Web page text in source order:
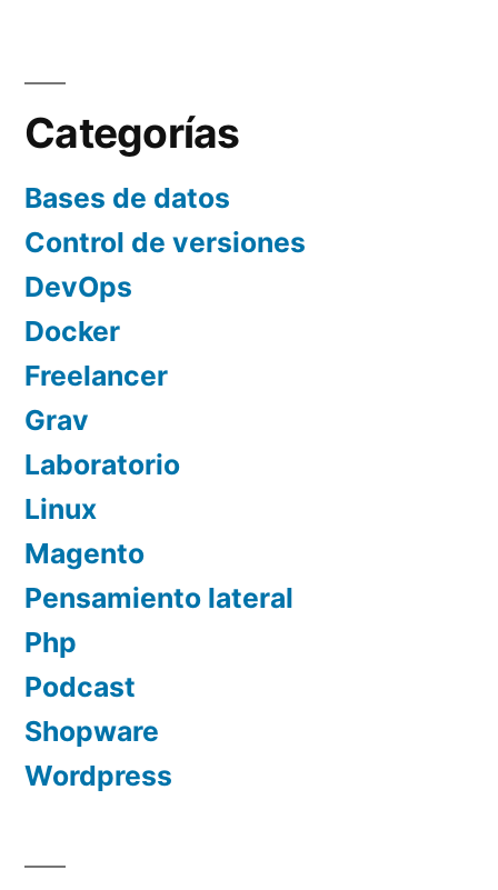
de
entradas
Categorías
Bases de datos
Control de versiones
DevOps
Docker
Freelancer
Grav
Laboratorio
Linux
Magento
Pensamiento lateral
Php
Podcast
Shopware
Wordpress